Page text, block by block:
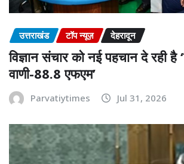
उत्तराखंड टॉप न्यूज़ देहरादून
विज्ञान संचार को नई पहचान दे रही है
वाणी-88.8 एफएम’
Parvatiytimes Jul 31, 2026